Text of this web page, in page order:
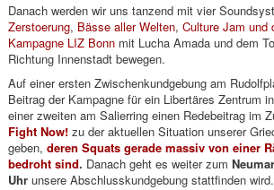
Danach werden wir uns tanzend mit vier
Zerstoerung, Bässe aller Welten, Culture Jam und
Kampagne LIZ Bonnmit Lucha Amada und dem
Richtung Innenstadt bewegen.
Auf einer ersten Zwischenkundgebung am
Beitrag der Kampagne für ein Libertäres Zentrum
einer zweiten am Salierring einen Redebeitrag im
Fight Now!zu der aktuellen Situation unserer
geben, deren Squats gerade massiv von einer
bedroht sind. Danach geht es weiter zum
Uhrunsere Abschlusskundgebung stattfinden wird.